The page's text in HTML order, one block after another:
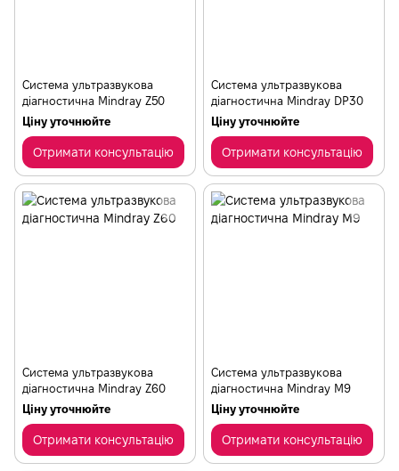
Cистема ультразвукова
діагностична Mindray Z50
Ціну уточнюйте
Отримати консультацію
Cистема ультразвукова
діагностична Mindray DP30
Ціну уточнюйте
Отримати консультацію
Cистема ультразвукова
діагностична Mindray Z60
Ціну уточнюйте
Отримати консультацію
Cистема ультразвукова
діагностична Mindray М9
Ціну уточнюйте
Отримати консультацію